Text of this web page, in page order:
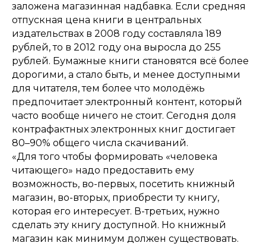
заложена магазинная надбавка. Если средняя
отпускная цена книги в центральных
издательствах в 2008 году составляла 189
рублей, то в 2012 году она выросла до 255
рублей. Бумажные книги становятся всё более
дорогими, а стало быть, и менее доступными
для читателя, тем более что молодёжь
предпочитает электронный контент, который
часто вообще ничего не стоит. Сегодня доля
контрафактных электронных книг достигает
80–90% общего числа скачиваний.
«Для того чтобы формировать «человека
читающего» надо предоставить ему
возможность, во-первых, посетить книжный
магазин, во-вторых, приобрести ту книгу,
которая его интересует. В-третьих, нужно
сделать эту книгу доступной. Но книжный
магазин как минимум должен существовать.